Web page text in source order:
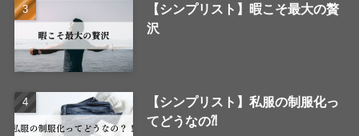
【シンプリスト】暇こそ最大の贅
沢
【シンプリスト】私服の制服化っ
てどうなの⁈